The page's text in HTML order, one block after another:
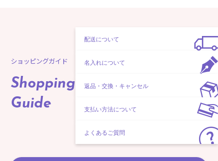
ショッピングガイド
Shopping
Guide
配送について
名入れについて
返品・交換・キャンセル
支払い方法について
よくあるご質問